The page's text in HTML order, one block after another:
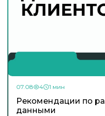
07.08 4 1 мин
Рекомендации по
данными